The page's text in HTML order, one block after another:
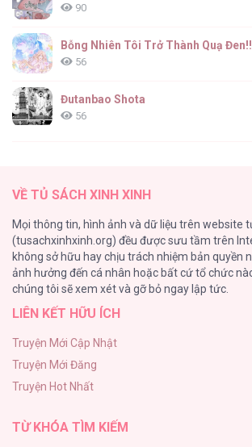
90
Bỗng Nhiên Tôi Trở Thành Quạ Đen!!
56
Đutanbao Shota
56
54
Một Đêm Nọ Đột Nhiên Yandere Tới!
51
Cách Khiến Phu Quân Đứng Về Phía
ONESHOT CHỊCH VỒN CHỊCH VÃ
47
VỀ TỦ SÁCH XINH XINH
Mọi thông tin, hình ảnh và dữ liệu trên website
(tusachxinhxinh.org) đều được sưu tầm trên
không sở hữu hay chịu trách nhiệm bản quyền
ảnh hưởng đến cá nhân hoặc bất cứ tổ chức
chúng tôi sẽ xem xét và gỡ bỏ ngay lập tức.
LIÊN KẾT HỮU ÍCH
Truyện Mới Cập Nhật
Truyện Mới Đăng
Truyện Hot Nhất
TỪ KHÓA TÌM KIẾM